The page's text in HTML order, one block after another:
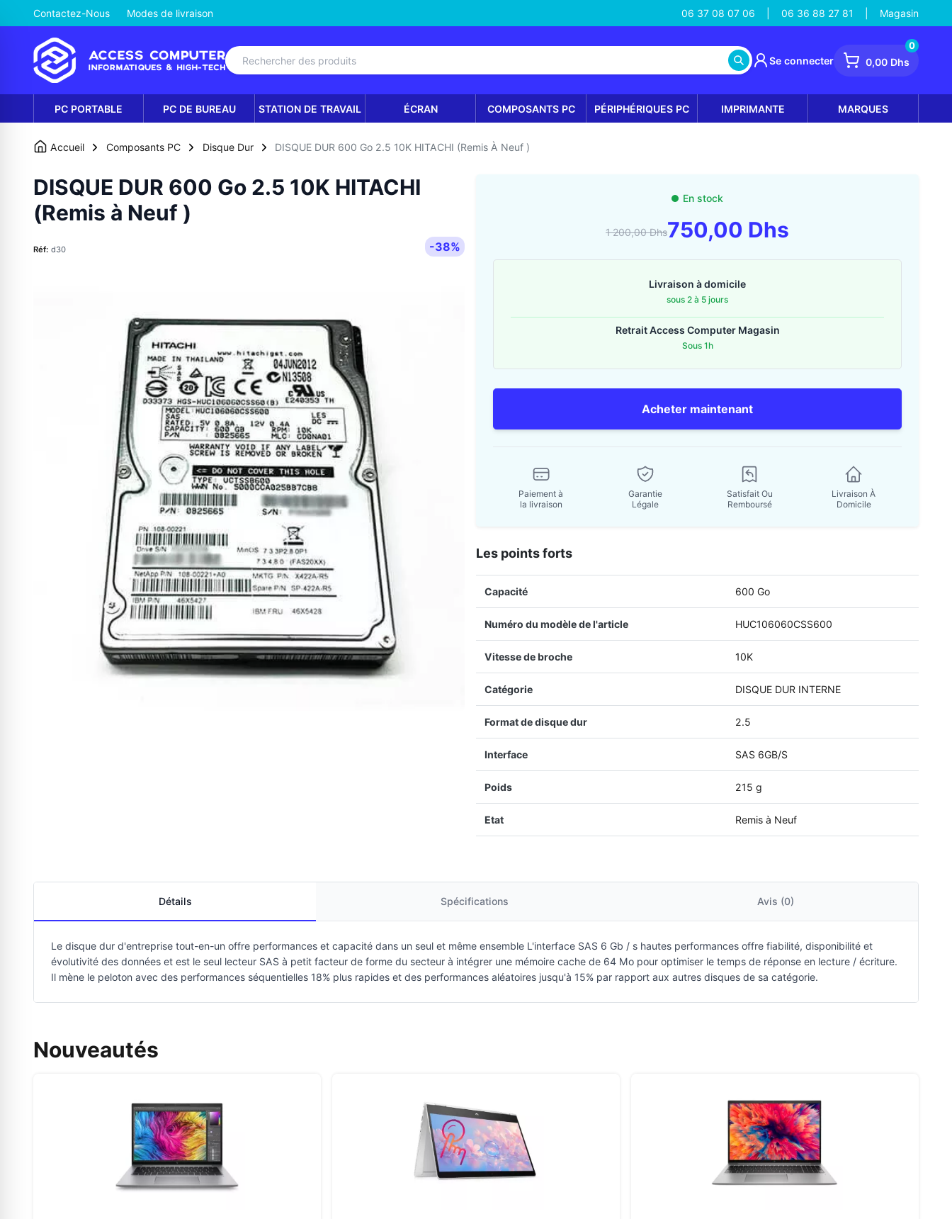
Contactez-Nous Modes de livraison 06 37 08 07 06 06 36 88 27 81 Magasin
Se connecter 0,00 Dhs
0
PC PORTABLE PC DE BUREAU STATION DE TRAVAIL ÉCRAN COMPOSANTS PC PÉRIPHÉRIQUES PC IMPRIMANTE MARQUES
Accueil Composants PC Disque Dur DISQUE DUR 600 Go 2.5 10K HITACHI (Remis À Neuf )
DISQUE DUR 600 Go 2.5 10K HITACHI
(Remis à Neuf )
Réf: d30 -38%
En stock
1 200,00 Dhs750,00 Dhs
Livraison à domicile
sous 2 à 5 jours
Retrait Access Computer Magasin
Sous 1h
Acheter maintenant
Paiement à
la livraison
Garantie
Légale
Satisfait Ou
Remboursé
Livraison À
Domicile
Les points forts
Capacité 600 Go
Numéro du modèle de l'article HUC106060CSS600
Vitesse de broche 10K
Catégorie DISQUE DUR INTERNE
Format de disque dur 2.5
Interface SAS 6GB/S
Poids 215 g
Etat Remis à Neuf
Détails Spécifications Avis (0)
Le disque dur d'entreprise tout-en-un offre performances et capacité dans un seul et même ensemble L'interface SAS 6 Gb / s hautes performances offre fiabilité, disponibilité et
évolutivité des données et est le seul lecteur SAS à petit facteur de forme du secteur à intégrer une mémoire cache de 64 Mo pour optimiser le temps de réponse en lecture / écriture.
Il mène le peloton avec des performances séquentielles 18% plus rapides et des performances aléatoires jusqu'à 15% par rapport aux autres disques de sa catégorie.
Nouveautés